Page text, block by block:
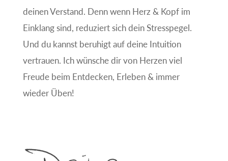
deinen Verstand. Denn wenn Herz & Kopf im
Einklang sind, reduziert sich dein Stresspegel.
Und du kannst beruhigt auf deine Intuition
vertrauen. Ich wünsche dir von Herzen viel
Freude beim Entdecken, Erleben & immer
wieder Üben!